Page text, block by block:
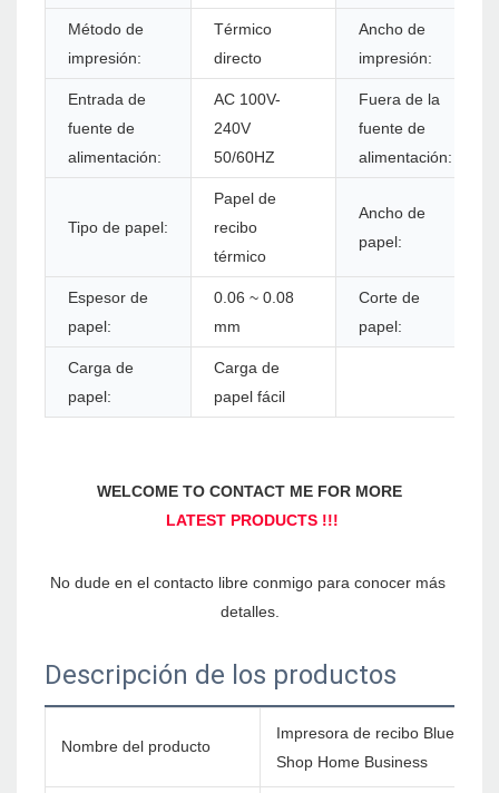
Método de
impresión:
Térmico
directo
Ancho de
impresión:
Entrada de
fuente de
alimentación:
AC 100V-
240V
50/60HZ
Fuera de la
fuente de
alimentación:
Tipo de papel:
Papel de
recibo
térmico
Ancho de
papel:
Espesor de
papel:
0.06 ~ 0.08
mm
Corte de
papel:
Carga de
papel:
Carga de
papel fácil
No dude en el contacto libre conmigo para conocer más
Descripción de los productos
Nombre del producto
Impresora de recibo Bluetooth
Shop Home Business